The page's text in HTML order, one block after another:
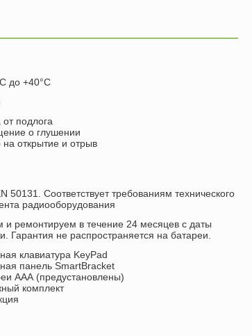
до +40°С
подлога
о глушении
открытие и отрыв
50131. Соответствует требованиям технического
радиооборудования
и ремонтируем в течение 24 месяцев с даты
Гарантия не распространяется на батареи.
клавиатура KeyPad
панель SmartBracket
ААА (предустановлены)
комплект